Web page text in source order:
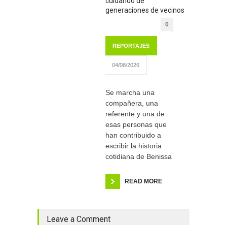
generaciones de vecinos
0
REPORTAJES
04/08/2026
Se marcha una
compañera, una
referente y una de
esas personas que
han contribuido a
escribir la historia
cotidiana de Benissa
READ MORE
Leave a Comment